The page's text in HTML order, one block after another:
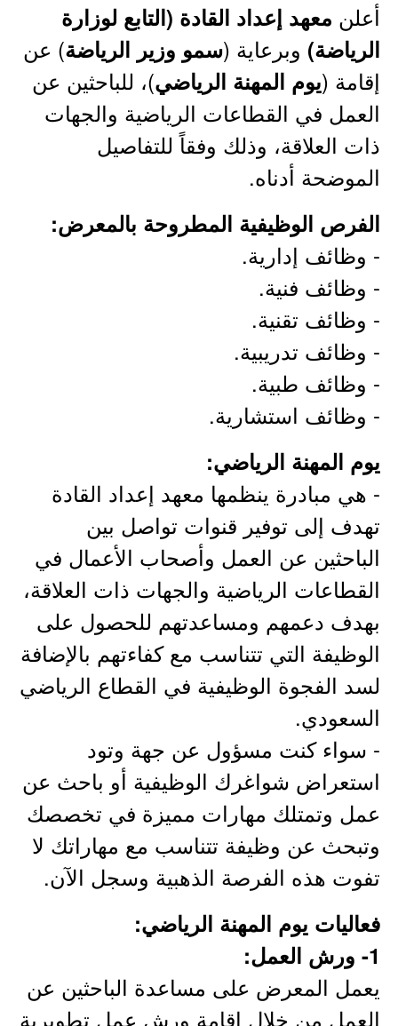
أعلن معهد إعداد القادة (التابع لوزارة
الرياضة) وبرعاية (سمو وزير الرياضة) عن
إقامة (يوم المهنة الرياضي)، للباحثين عن
العمل في القطاعات الرياضية والجهات
ذات العلاقة، وذلك وفقاً للتفاصيل
الموضحة أدناه.
الفرص الوظيفية المطروحة بالمعرض:
- وظائف إدارية.
- وظائف فنية.
- وظائف تقنية.
- وظائف تدريبية.
- وظائف طبية.
- وظائف استشارية.
يوم المهنة الرياضي:
- هي مبادرة ينظمها معهد إعداد القادة
تهدف إلى توفير قنوات تواصل بين
الباحثين عن العمل وأصحاب الأعمال في
القطاعات الرياضية والجهات ذات العلاقة،
بهدف دعمهم ومساعدتهم للحصول على
الوظيفة التي تتناسب مع كفاءتهم بالإضافة
لسد الفجوة الوظيفية في القطاع الرياضي
السعودي.
- سواء كنت مسؤول عن جهة وتود
استعراض شواغرك الوظيفية أو باحث عن
عمل وتمتلك مهارات مميزة في تخصصك
وتبحث عن وظيفة تتناسب مع مهاراتك لا
تفوت هذه الفرصة الذهبية وسجل الآن.
فعاليات يوم المهنة الرياضي:
1- ورش العمل:
يعمل المعرض على مساعدة الباحثين عن
العمل من خلال إقامة ورش عمل تطويرية